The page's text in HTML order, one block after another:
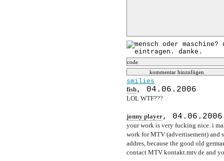
smilies
fish, 04.06.2006
LOL WTF???
jonny player, 04.06.2006
your work is very fucking nice. i
work for MTV (advertisement) and
addres, because the good old
contact MTV kontakt.mtv.de and